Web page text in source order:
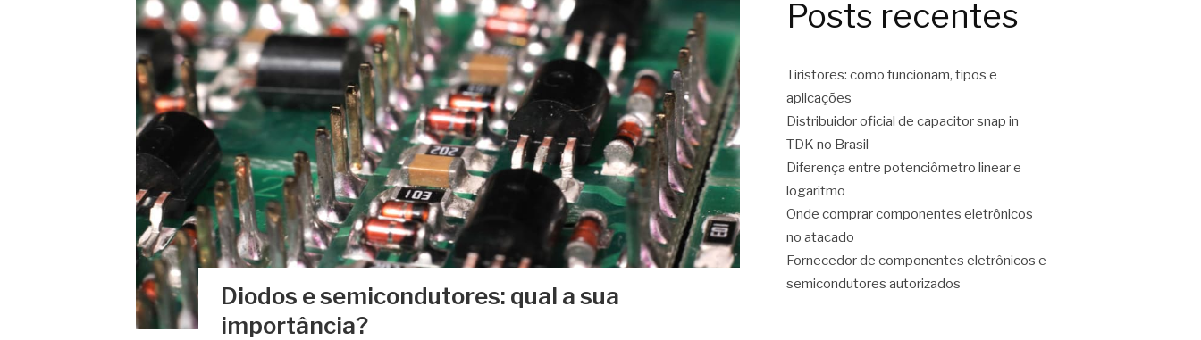
Diodos e semicondutores: qual a sua
importância?
Posts recentes
Tiristores: como funcionam, tipos e
aplicações
Distribuidor oficial de capacitor snap in
TDK no Brasil
Diferença entre potenciômetro linear e
logaritmo
Onde comprar componentes eletrônicos
no atacado
Fornecedor de componentes eletrônicos e
semicondutores autorizados